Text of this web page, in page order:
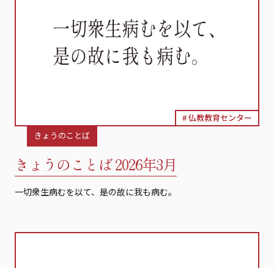
仏教教育センター
きょうのことば
きょうのことば 2026年3月
一切衆生病むを以て、是の故に我も病む。